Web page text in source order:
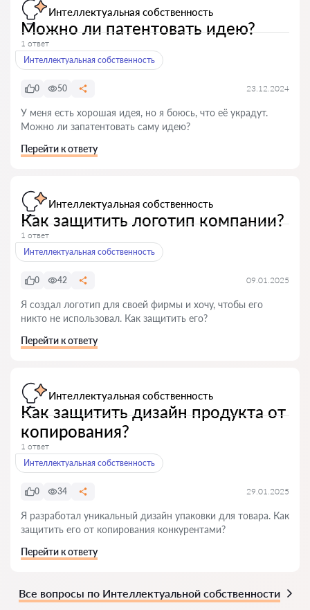
Интеллектуальная собственность
Можно ли патентовать идею?
1 ответ
Интеллектуальная собственность
0 50 23.12.2024
У меня есть хорошая идея, но я боюсь, что её украдут.
Можно ли запатентовать саму идею?
Перейти к ответу
Интеллектуальная собственность
Как защитить логотип компании?
1 ответ
Интеллектуальная собственность
0 42 09.01.2025
Я создал логотип для своей фирмы и хочу, чтобы его
никто не использовал. Как защитить его?
Перейти к ответу
Интеллектуальная собственность
Как защитить дизайн продукта от
копирования?
1 ответ
Интеллектуальная собственность
0 34 29.01.2025
Я разработал уникальный дизайн упаковки для товара. Как
защитить его от копирования конкурентами?
Перейти к ответу
Все вопросы по Интеллектуальной собственности